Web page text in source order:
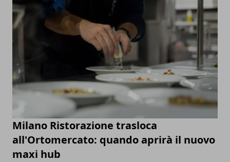
Milano Ristorazione trasloca
all'Ortomercato: quando aprirà il nuovo
maxi hub